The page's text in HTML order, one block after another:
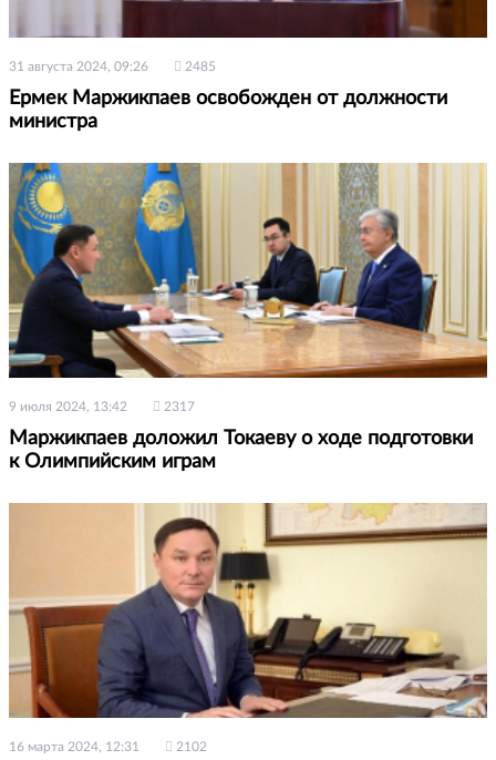
31 августа 2024, 09:26 2485
Ермек Маржикпаев освобожден от должности
министра
9 июля 2024, 13:42 2317
Маржикпаев доложил Токаеву о ходе подготовки
к Олимпийским играм
16 марта 2024, 12:31 2102